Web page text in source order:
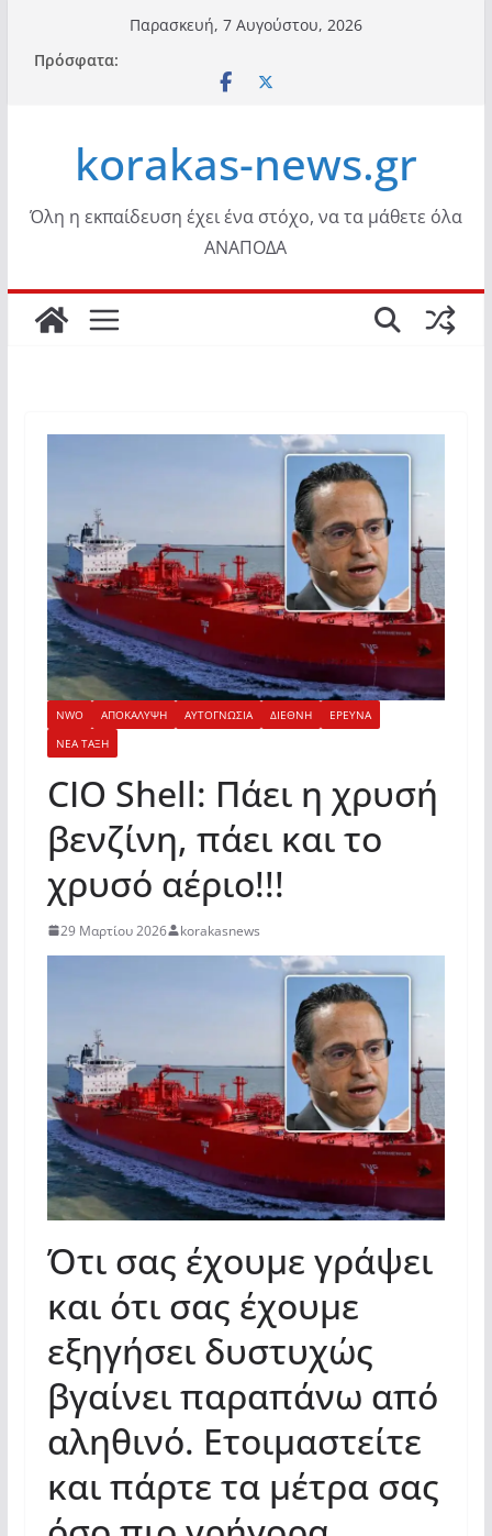
περιεχόμενο
Παρασκευή, 7 Αυγούστου, 2026
Πρόσφατα:
korakas-news.gr
Όλη η εκπαίδευση έχει ένα στόχο, να τα μάθετε όλα
ΑΝΑΠΟΔΑ
NWO ΑΠΟΚΑΛΥΨΗ ΑΥΤΟΓΝΩΣΙΑ ΔΙΕΘΝΗ
ΕΡΕΥΝΑ
ΝΕΑ ΤΑΞΗ
CIO Shell: Πάει η χρυσή
βενζίνη, πάει και το
χρυσό αέριο!!!
29 Μαρτίου 2026 korakasnews
Ότι σας έχουμε γράψει
και ότι σας έχουμε
εξηγήσει δυστυχώς
βγαίνει παραπάνω από
αληθινό. Ετοιμαστείτε
και πάρτε τα μέτρα σας